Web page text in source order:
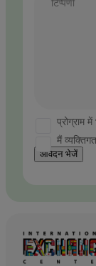
टिप्पणी
प्रोग्राम
मैं
आवेदन भेजें